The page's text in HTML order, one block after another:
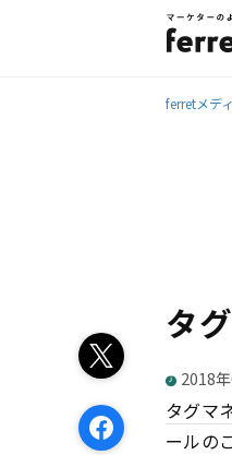
ferretメデ
タ
2018
タグマ
ールの